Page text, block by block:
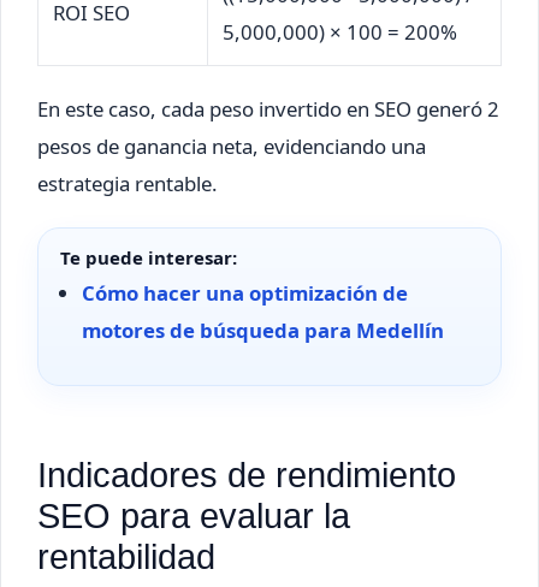
ROI SEO
5,000,000) × 100 = 200%
En este caso, cada peso invertido en SEO generó 2
pesos de ganancia neta, evidenciando una
estrategia rentable.
Te puede interesar:
Cómo hacer una optimización de
motores de búsqueda para Medellín
Indicadores de rendimiento
SEO para evaluar la
rentabilidad